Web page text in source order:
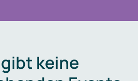
gibt keine